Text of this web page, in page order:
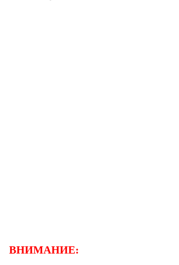
ВНИМАНИЕ: